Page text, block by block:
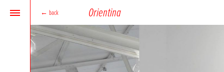
← back Orientina